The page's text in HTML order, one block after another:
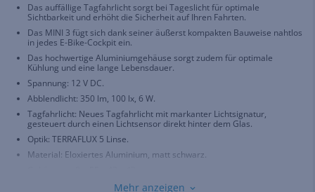
Das auffällige Tagfahrlicht sorgt bei Tageslicht für optimale
Sichtbarkeit und erhöht die Sicherheit auf Ihren Fahrten.
Das MINI 3 fügt sich dank seiner äußerst kompakten Bauweise nahtlos
in jedes E-Bike-Cockpit ein.
Das hochwertige Aluminiumgehäuse sorgt zudem für optimale
Kühlung und eine lange Lebensdauer.
Spannung: 12 V DC.
Abblendlicht: 350 lm, 100 lx, 6 W.
Tagfahrlicht: Neues Tagfahrlicht mit markanter Lichtsignatur,
gesteuert durch einen Lichtsensor direkt hinter dem Glas.
Optik: TERRAFLUX 5 Linse.
Material: Eloxiertes Aluminium, matt schwarz.
Gewicht: 70 g (ohne Kabel).Mehr anzeigen